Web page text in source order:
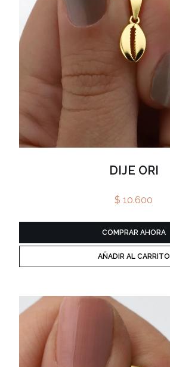
DIJE ORI
$ 10.600
COMPRAR AHORA
AÑADIR AL CARRITO